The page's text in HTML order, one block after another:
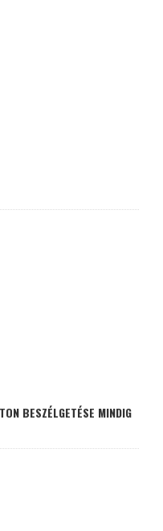
BESZÉLGETÉSE MINDIG